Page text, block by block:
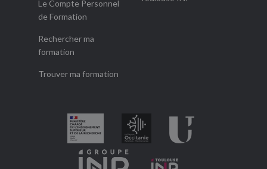
Le Compte Personnel
de Formation
Rechercher ma
formation
Trouver ma formation